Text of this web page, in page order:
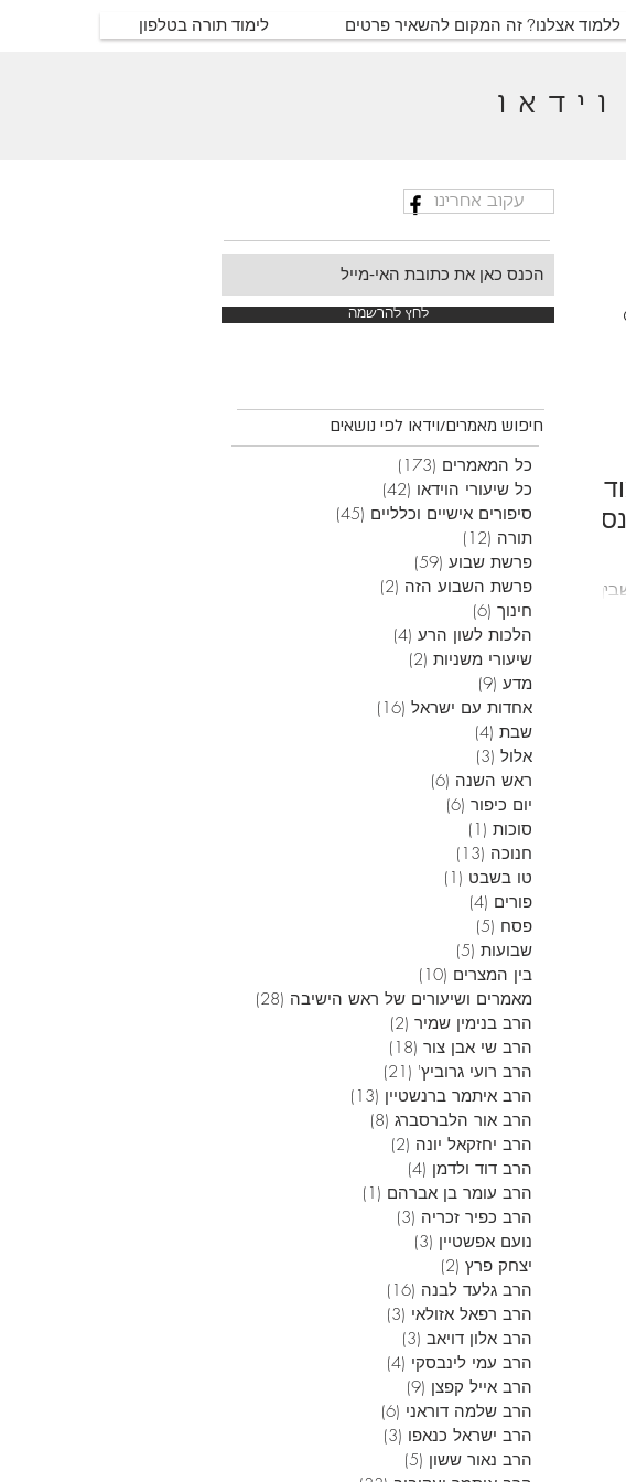
ללמוד אצלנו? זה המקום להשאיר פרטים לימוד תורה בטלפון
לחץ להרשמה
עקוב אחרינו
חיפוש מאמרים/וידאו לפי נושאים
כל המאמרים (173)
כל שיעורי הוידאו (42)
סיפורים אישיים וכלליים (45)
תורה (12)
פרשת שבוע (59)
פרשת השבוע הזה (2)
חינוך (6)
הלכות לשון הרע (4)
שיעורי משניות (2)
מדע (9)
אחדות עם ישראל (16)
שבת (4)
אלול (3)
ראש השנה (6)
יום כיפור (6)
סוכות (1)
חנוכה (13)
טו בשבט (1)
פורים (4)
פסח (5)
שבועות (5)
בין המצרים (10)
מאמרים ושיעורים של ראש הישיבה (28)
הרב בנימין שמיר (2)
הרב שי אבן צור (18)
הרב רועי גרוביץ' (21)
הרב איתמר ברנשטיין (13)
הרב אור הלברסברג (8)
הרב יחזקאל יונה (2)
הרב דוד ולדמן (4)
הרב עומר בן אברהם (1)
הרב כפיר זכריה (3)
נועם אפשטיין (3)
יצחק פרץ (2)
הרב גלעד לבנה (16)
הרב רפאל אזולאי (3)
הרב אלון דויאב (3)
הרב עמי לינבסקי (4)
הרב אייל קפצן (9)
הרב שלמה דוראני (6)
הרב ישראל כנאפו (3)
הרב נאור ששון (5)